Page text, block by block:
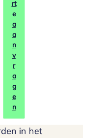
rt
e
a
a
n
v
r
a
g
e
n
worden bij een
akte, en
opgericht
dient de
in het